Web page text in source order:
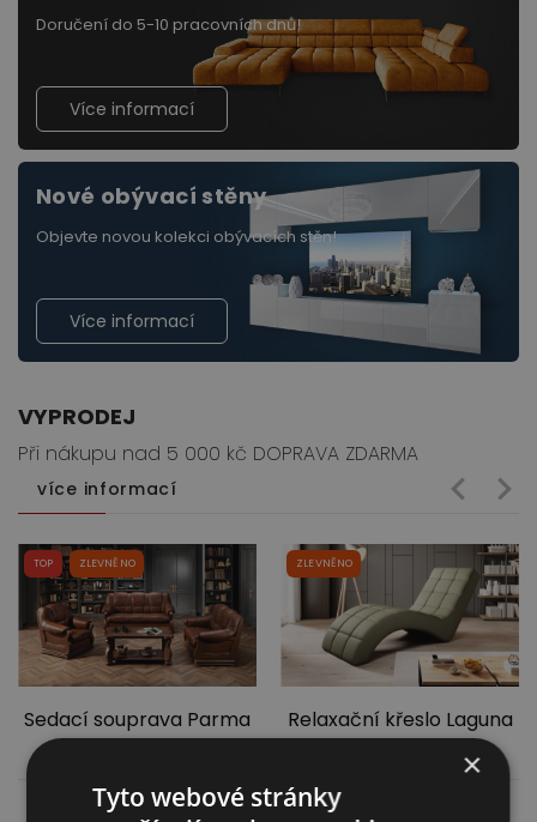
Doručení do 5-10 pracovních dnů!
Více informací
Nové obývací stěny
Objevte novou kolekci obývacích stěn!
Více informací
VYPRODEJ
Při nákupu nad 5 000 kč DOPRAVA ZDARMA
více informací
TOP ZLEVNĚNO
Sedací souprava Parma
49 299,00Kč
ZLEVNĚNO
Relaxační křeslo Laguna
×
Tyto webové stránky